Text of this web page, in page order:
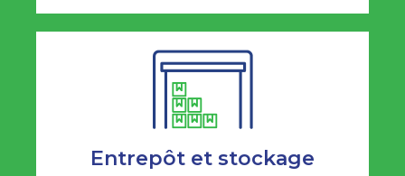
Entrepôt et stockage